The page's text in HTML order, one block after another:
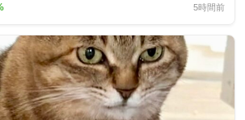
5時間前